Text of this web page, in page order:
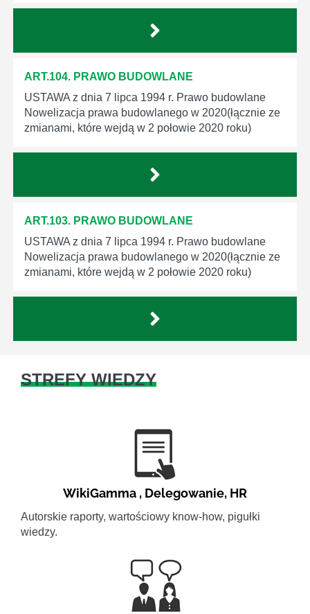
ART.104. PRAWO BUDOWLANE
USTAWA z dnia 7 lipca 1994 r. Prawo budowlane
Nowelizacja prawa budowlanego w 2020(łącznie ze
zmianami, które wejdą w 2 połowie 2020 roku)
ART.103. PRAWO BUDOWLANE
USTAWA z dnia 7 lipca 1994 r. Prawo budowlane
Nowelizacja prawa budowlanego w 2020(łącznie ze
zmianami, które wejdą w 2 połowie 2020 roku)
STREFY WIEDZY
WikiGamma , Delegowanie, HR
Autorskie raporty, wartościowy know-how, pigułki
wiedzy.